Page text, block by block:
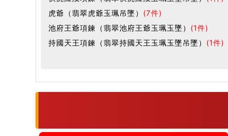
虎爺（翡翠虎爺玉珮吊墜） (7件)
池府王爺項鍊（翡翠池府王爺玉珮玉墜） (1件)
持國天王項鍊（翡翠持國天王玉珮玉墜吊墜） (1件)